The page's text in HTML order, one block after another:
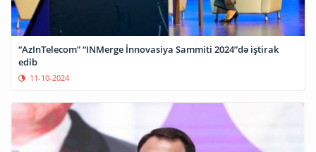
“AzInTelecom” “INMerge İnnovasiya Sammiti 2024”də iştirak
edib
11-10-2024